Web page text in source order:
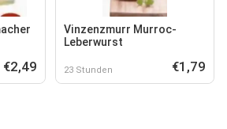
€2,49
Vinzenzmurr Murroc-
Leberwurst
23 Stunden €1,79